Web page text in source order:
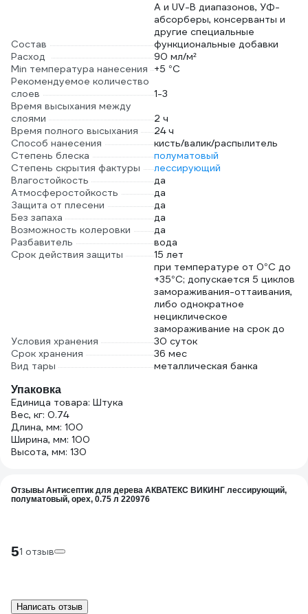
Состав
A и UV-B диапазонов, УФ-
абсорберы, консерванты и
другие специальные
функциональные добавки
Расход
90 мл/м²
Min температура нанесения
+5 °С
Рекомендуемое количество
слоев
1-3
Время высыхания между
слоями
2 ч
Время полного высыхания
24 ч
Способ нанесения
кисть/валик/распылитель
Степень блеска
полуматовый
Степень скрытия фактуры
лессирующий
Влагостойкость
да
Атмосферостойкость
да
Защита от плесени
да
Без запаха
да
Возможность колеровки
да
Разбавитель
вода
Срок действия защиты
15 лет
Условия хранения
при температуре от 0°С до
+35°С; допускается 5 циклов
замораживания-оттаивания,
либо однократное
нециклическое
замораживание на срок до
30 суток
Срок хранения
36 мес
Вид тары
металлическая банка
Упаковка
Единица товара: Штука
Вес, кг: 0.74
Длина, мм: 100
Ширина, мм: 100
Высота, мм: 130
Отзывы Антисептик для дерева АКВАТЕКС ВИКИНГ лессирующий,
полуматовый, орех, 0.75 л 220976
51 отзыв
Написать отзыв